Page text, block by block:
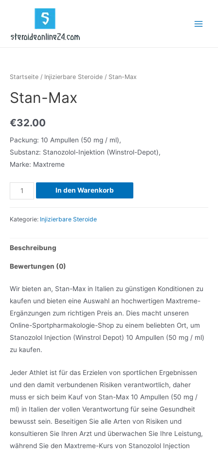
Startseite / Injizierbare Steroide / Stan-Max
Stan-Max
€32.00
Packung: 10 Ampullen (50 mg / ml),
Substanz: Stanozolol-Injektion (Winstrol-Depot),
Marke: Maxtreme
Stan-
Max
In den Warenkorb
Kategorie: Injizierbare Steroide
Beschreibung
Bewertungen (0)
Wir bieten an, Stan-Max in Italien zu günstigen Konditionen zu
kaufen und bieten eine Auswahl an hochwertigen Maxtreme-
Ergänzungen zum richtigen Preis an. Dies macht unseren
Online-Sportpharmakologie-Shop zu einem beliebten Ort, um
Stanozolol Injection (Winstrol Depot) 10 Ampullen (50 mg / ml)
zu kaufen.
Jeder Athlet ist für das Erzielen von sportlichen Ergebnissen
und den damit verbundenen Risiken verantwortlich, daher
muss er sich beim Kauf von Stan-Max 10 Ampullen (50 mg /
ml) in Italien der vollen Verantwortung für seine Gesundheit
bewusst sein. Beseitigen Sie alle Arten von Risiken und
konsultieren Sie Ihren Arzt und überwachen Sie Ihre Leistung,
während Sie den Maxtreme-Kurs von Stanozolol Injection